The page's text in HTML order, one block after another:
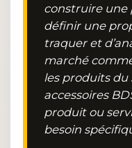
construire une
définir une
traquer et
marché
les produits du
accessoires
produit ou
besoin